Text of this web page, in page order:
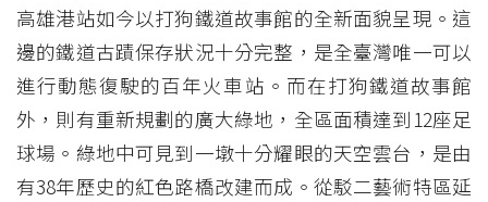
高雄港站如今以打狗鐵道故事館的全新面貌呈現。這
邊的鐵道古蹟保存狀況十分完整，是全臺灣唯一可以
進行動態復駛的百年火車站。而在打狗鐵道故事館
外，則有重新規劃的廣大綠地，全區面積達到12座足
球場。綠地中可見到一墩十分耀眼的天空雲台，是由
有38年歷史的紅色路橋改建而成。從駁二藝術特區延